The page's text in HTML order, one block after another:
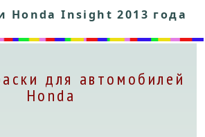
Honda Insight 2013 года
для автомобилей
Honda